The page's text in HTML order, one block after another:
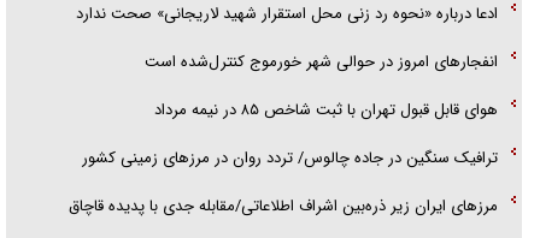
ادعا درباره «نحوه رد زنی محل استقرار شهید لاریجانی» صحت ندارد
انفجار‌های امروز در حوالی شهر خورموج کنترل‌شده است
هوای قابل قبول تهران با ثبت شاخص ۸۵ در نیمه مرداد
ترافیک سنگین در جاده چالوس/ تردد روان در مرز‌های زمینی کشور
مرز‌های ایران زیر ذره‌بین اشراف اطلاعاتی/مقابله جدی با پدیده قاچاق